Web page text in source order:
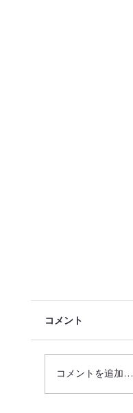
コメント
コメントを追加…